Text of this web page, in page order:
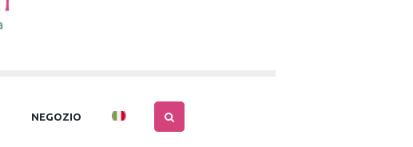
NEGOZIO